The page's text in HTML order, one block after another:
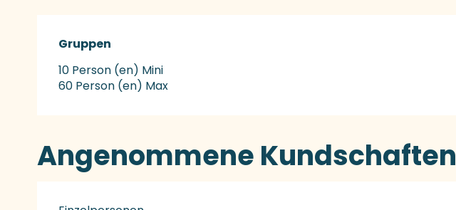
Gruppen
Gruppen
10 Person (en) Mini
60 Person (en) Max
Angenommene Kundschaften